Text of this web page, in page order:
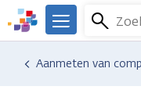
Overslaan
en
naar
We
er
Menu
Hulp en
Vind hulp bij kanker
Aanmeten van